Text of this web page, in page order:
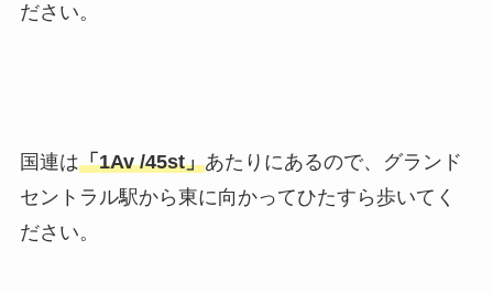
ださい。
国連は「1Av /45st」あたりにあるので、グランド
セントラル駅から東に向かってひたすら歩いてく
ださい。